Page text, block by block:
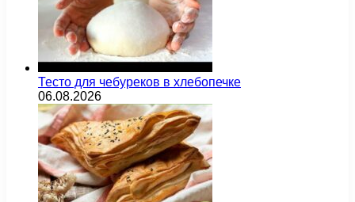
Тесто для чебуреков в хлебопечке
06.08.2026